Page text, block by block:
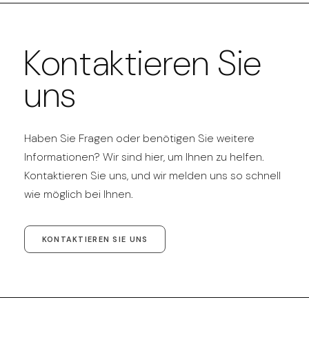
Kontaktieren Sie
uns
Haben Sie Fragen oder benötigen Sie weitere
Informationen? Wir sind hier, um Ihnen zu helfen.
Kontaktieren Sie uns, und wir melden uns so schnell
wie möglich bei Ihnen.
KONTAKTIEREN SIE UNS